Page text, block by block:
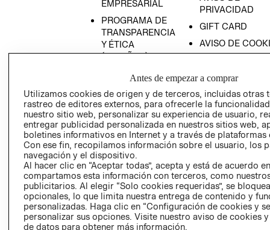
EMPRESARIAL
PROGRAMA DE
TRANSPARENCIA
Y ÉTICA
(ESPAÑOL)
PROGRAMA DE
Y ÉTICA (INGLÉS)
PRIVACIDAD
GIFT CARD
AVISO DE
COMERCIO - SIC
PETICIONES
QUEJAS Y
RECLAMOS
Colombia ($)
Antes de empezar a comprar
Utilizamos cookies de origen y de terceros, incluidas otras
rastreo de editores externos, para ofrecerle la
nuestro sitio web, personalizar su experiencia de usuario,
entregar publicidad personalizada en nuestros sitios web,
boletines informativos en Internet y a través de plataformas
Con ese fin, recopilamos información sobre el usuario, los
navegación y el dispositivo.
Al hacer clic en “Aceptar todas”, acepta y está de acuerdo
compartamos esta información con terceros, como
publicitarios. Al elegir “Solo cookies requeridas”, se
opcionales, lo que limita nuestra entrega de contenido y
personalizadas. Haga clic en “Configuración de cookies y
personalizar sus opciones. Visite nuestro aviso de cookies
de datos para obtener más información.